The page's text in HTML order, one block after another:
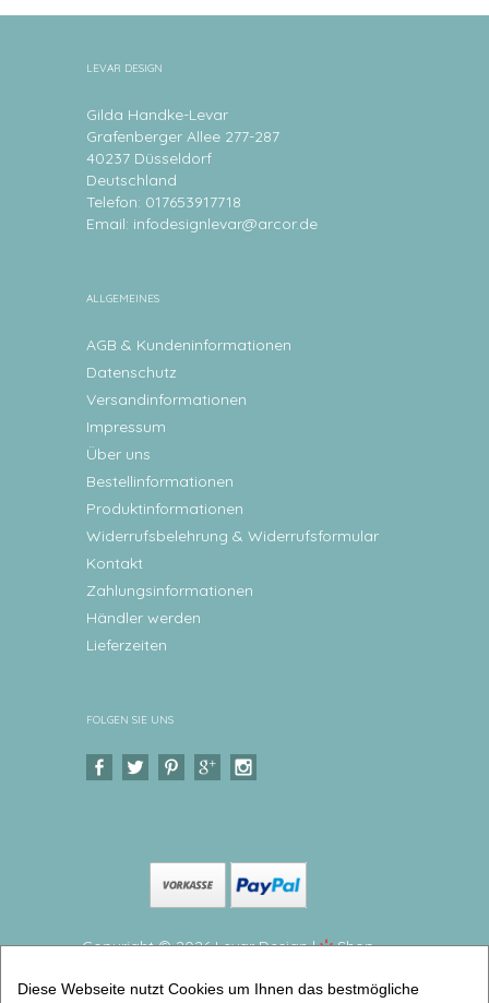
LEVAR DESIGN
Gilda Handke-Levar
Grafenberger Allee 277-287
40237 Düsseldorf
Deutschland
Telefon: 017653917718
Email: infodesignlevar@arcor.de
ALLGEMEINES
AGB & Kundeninformationen
Datenschutz
Versandinformationen
Impressum
Über uns
Bestellinformationen
Produktinformationen
Widerrufsbelehrung & Widerrufsformular
Kontakt
Zahlungsinformationen
Händler werden
Lieferzeiten
FOLGEN SIE UNS
Copyright © 2026 Levar Design |
Shop
Personalisierte Wanduhr Reh Hochglänzende runde
Diese Webseite nutzt Cookies um Ihnen das bestmögliche